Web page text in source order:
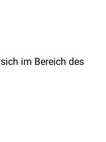
sich im Bereich des
durch den